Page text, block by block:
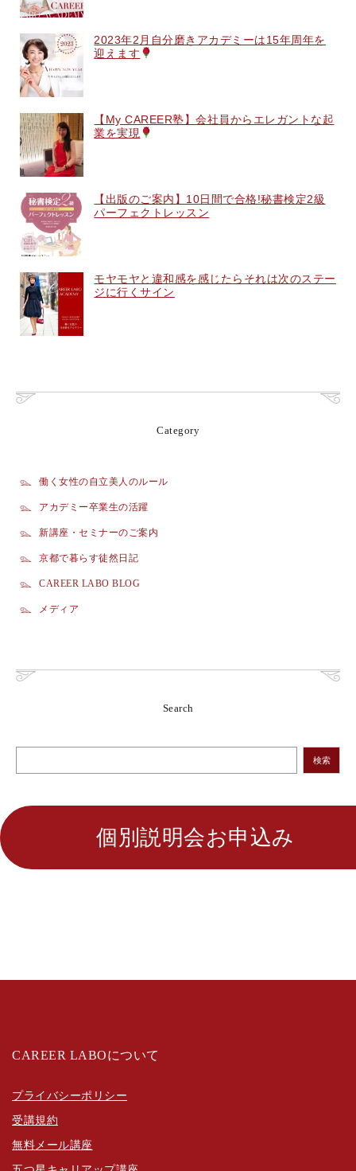
2023年2月自分磨きアカデミーは15年周年を
迎えます
【My CAREER塾】会社員からエレガントな起
業を実現
【出版のご案内】10日間で合格!秘書検定2級
パーフェクトレッスン
モヤモヤと違和感を感じたらそれは次のステー
ジに行くサイン
Category
働く女性の自立美人のルール
アカデミー卒業生の活躍
新講座・セミナーのご案内
京都で暮らす徒然日記
CAREER LABO BLOG
メディア
Search
検索
個別説明会お申込み
CAREER LABOについて
プライバシーポリシー
受講規約
無料メール講座